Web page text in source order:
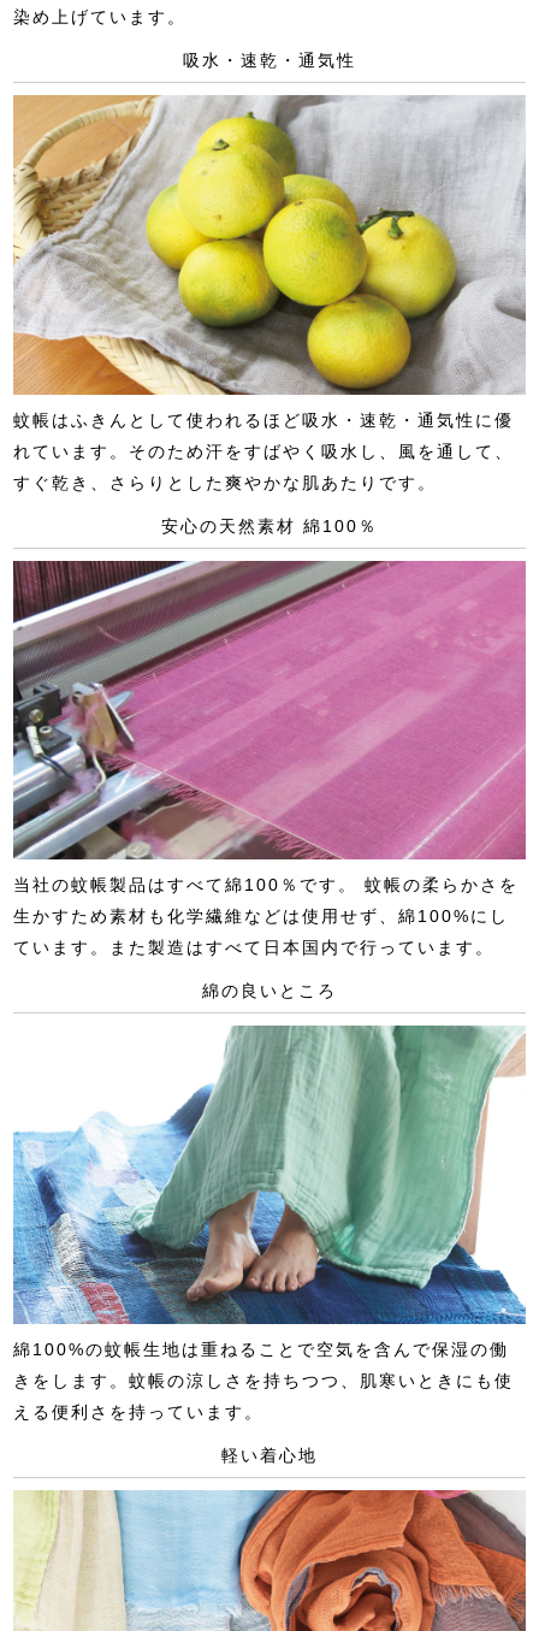
染め上げています。
吸水・速乾・通気性
蚊帳はふきんとして使われるほど吸水・速乾・通気性に優
れています。そのため汗をすばやく吸水し、風を通して、
すぐ乾き、さらりとした爽やかな肌あたりです。
安心の天然素材 綿100％
当社の蚊帳製品はすべて綿100％です。 蚊帳の柔らかさを
生かすため素材も化学繊維などは使用せず、綿100%にし
ています。また製造はすべて日本国内で行っています。
綿の良いところ
綿100%の蚊帳生地は重ねることで空気を含んで保湿の働
きをします。蚊帳の涼しさを持ちつつ、肌寒いときにも使
える便利さを持っています。
軽い着心地